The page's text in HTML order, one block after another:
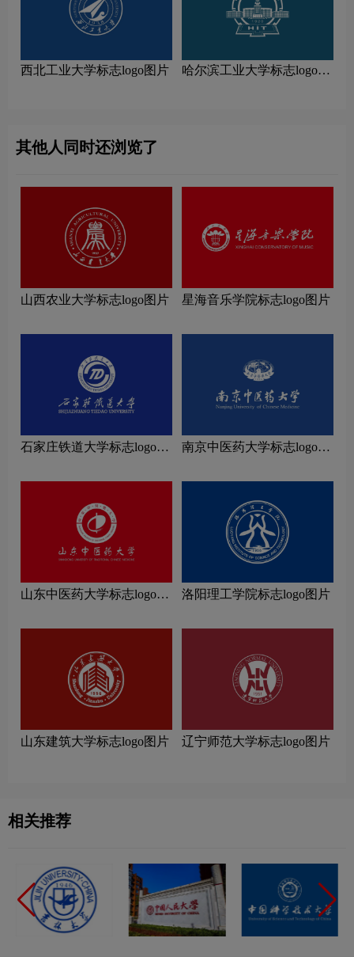
西北工业大学标志logo图片
哈尔滨工业大学标志logo图
其他人同时还浏览了
山西农业大学标志logo图片 星海音乐学院标志logo图片
石家庄铁道大学标志logo图
南京中医药大学标志logo图
山东中医药大学标志logo图
洛阳理工学院标志logo图片
山东建筑大学标志logo图片 辽宁师范大学标志logo图片
相关推荐